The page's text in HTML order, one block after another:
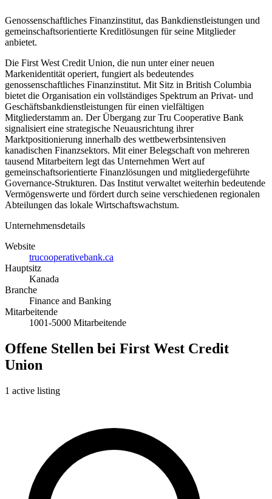
Genossenschaftliches Finanzinstitut, das Bankdienstleistungen und
gemeinschaftsorientierte Kreditlösungen für seine Mitglieder
anbietet.
Die First West Credit Union, die nun unter einer neuen
Markenidentität operiert, fungiert als bedeutendes
genossenschaftliches Finanzinstitut. Mit Sitz in British Columbia
bietet die Organisation ein vollständiges Spektrum an Privat- und
Geschäftsbankdienstleistungen für einen vielfältigen
Mitgliederstamm an. Der Übergang zur Tru Cooperative Bank
signalisiert eine strategische Neuausrichtung ihrer
Marktpositionierung innerhalb des wettbewerbsintensiven
kanadischen Finanzsektors. Mit einer Belegschaft von mehreren
tausend Mitarbeitern legt das Unternehmen Wert auf
gemeinschaftsorientierte Finanzlösungen und mitgliedergeführte
Governance-Strukturen. Das Institut verwaltet weiterhin bedeutende
Vermögenswerte und fördert durch seine verschiedenen regionalen
Abteilungen das lokale Wirtschaftswachstum.
Unternehmensdetails
Website
trucooperativebank.ca
Hauptsitz
Kanada
Branche
Finance and Banking
Mitarbeitende
1001-5000 Mitarbeitende
Offene Stellen bei First West Credit
Union
1 active listing